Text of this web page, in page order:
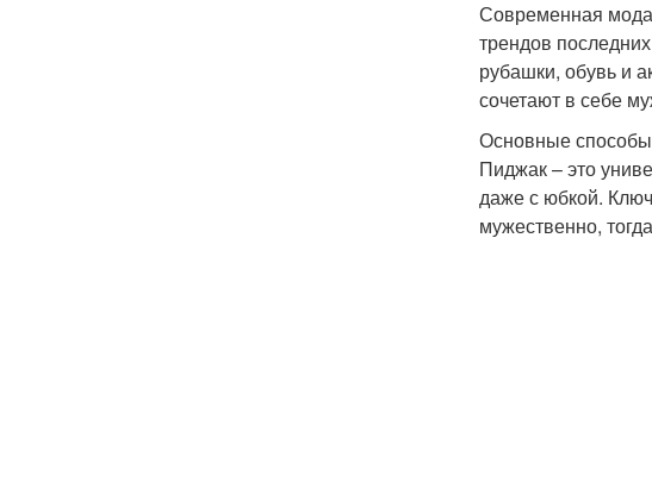
Современная
трендов
рубашки, обувь и
сочетают в себе
Основные
Пиджак – это
даже с юбкой.
мужественно,